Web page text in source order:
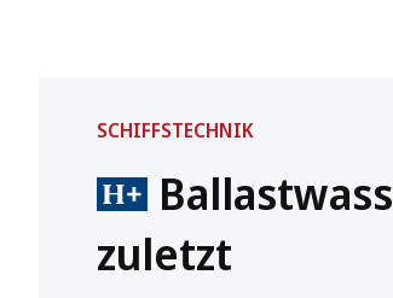
SCHIFFSTECHNIK
zuletzt